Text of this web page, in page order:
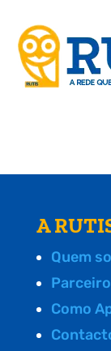
A
Quem
Como